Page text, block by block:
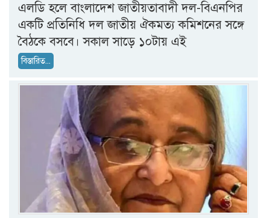
এলডি হলে বাংলাদেশ জাতীয়তাবাদী দল-বিএনপির
একটি প্রতিনিধি দল জাতীয় ঐকমত্য কমিশনের সঙ্গে
বৈঠকে বসবে। সকাল সাড়ে ১০টায় এই
বিস্তারিত...